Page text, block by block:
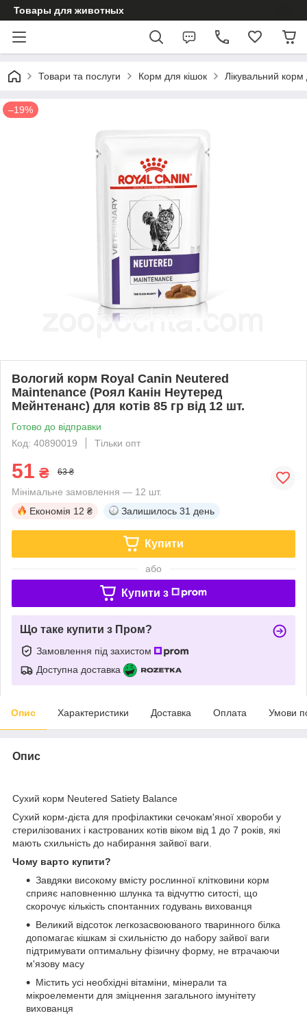
Товары для животных
Товари та послуги Корм для кішок Лікувальний корм
–19%
Вологий корм Royal Canin Neutered
Maintenance (Роял Канін Неутеред
Мейнтенанс) для котів 85 гр від 12 шт.
Готово до відправки
Код: 40890019
Тільки опт
51 ₴ 63 ₴
Мінімальне замовлення — 12 шт.
Економія 12 ₴ Залишилось 31 день
Купити
або
Купити з
Що таке купити з Пром?
Замовлення під захистом
Доступна доставка
Опис Характеристики Доставка Оплата Умови
Опис
Сухий корм Neutered Satiety Balance
Сухий корм-дієта для профілактики сечокам'яної хвороби у
стерилізованих і кастрованих котів віком від 1 до 7 років, які
мають схильність до набирання зайвої ваги.
Чому варто купити?
Завдяки високому вмісту рослинної клітковини корм
сприяє наповненню шлунка та відчуттю ситості, що
скорочує кількість спонтанних годувань вихованця
Великий відсоток легкозасвоюваного тваринного білка
допомагає кішкам зі схильністю до набору зайвої ваги
підтримувати оптимальну фізичну форму, не втрачаючи
м'язову масу
Містить усі необхідні вітаміни, мінерали та
мікроелементи для зміцнення загального імунітету
вихованця